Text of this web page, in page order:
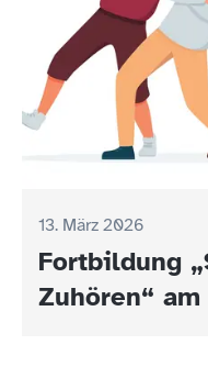
13. März 2026
Fortbildung
Zuhören“